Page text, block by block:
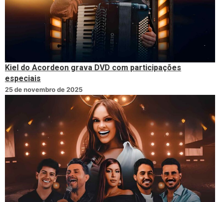
Kiel do Acordeon grava DVD com participações
especiais
25 de novembro de 2025